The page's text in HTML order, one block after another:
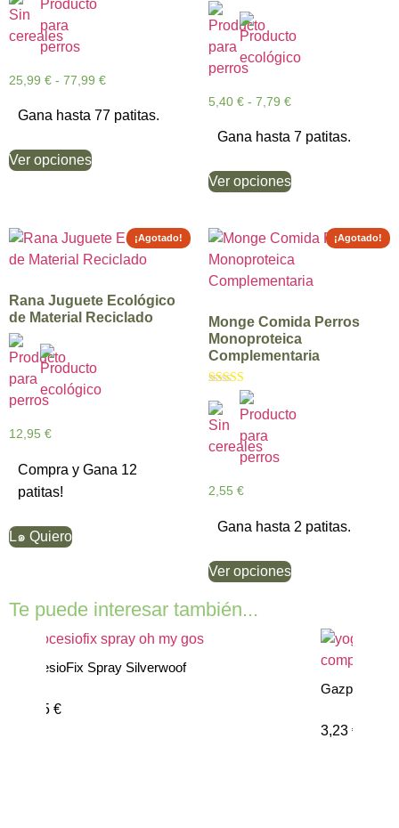
25,99 € - 77,99 €
Gana hasta 77 patitas.
Ver opciones
5,40 € - 7,79 €
Gana hasta 7 patitas.
Ver opciones
Rana Juguete Ecológico
de Material Reciclado
12,95 €
Compra y Gana 12
patitas!
L๑ Quiero
¡Agotado!
Monge Comida Perros
Monoproteica
Complementaria
Valorado con
5.00
de 5
2,55 €
Gana hasta 2 patitas.
Ver opciones
¡Agotado!
Te puede interesar también...
ProcesioFix Spray Silverwoof
17,95 €
Gazpacho
3,23 €